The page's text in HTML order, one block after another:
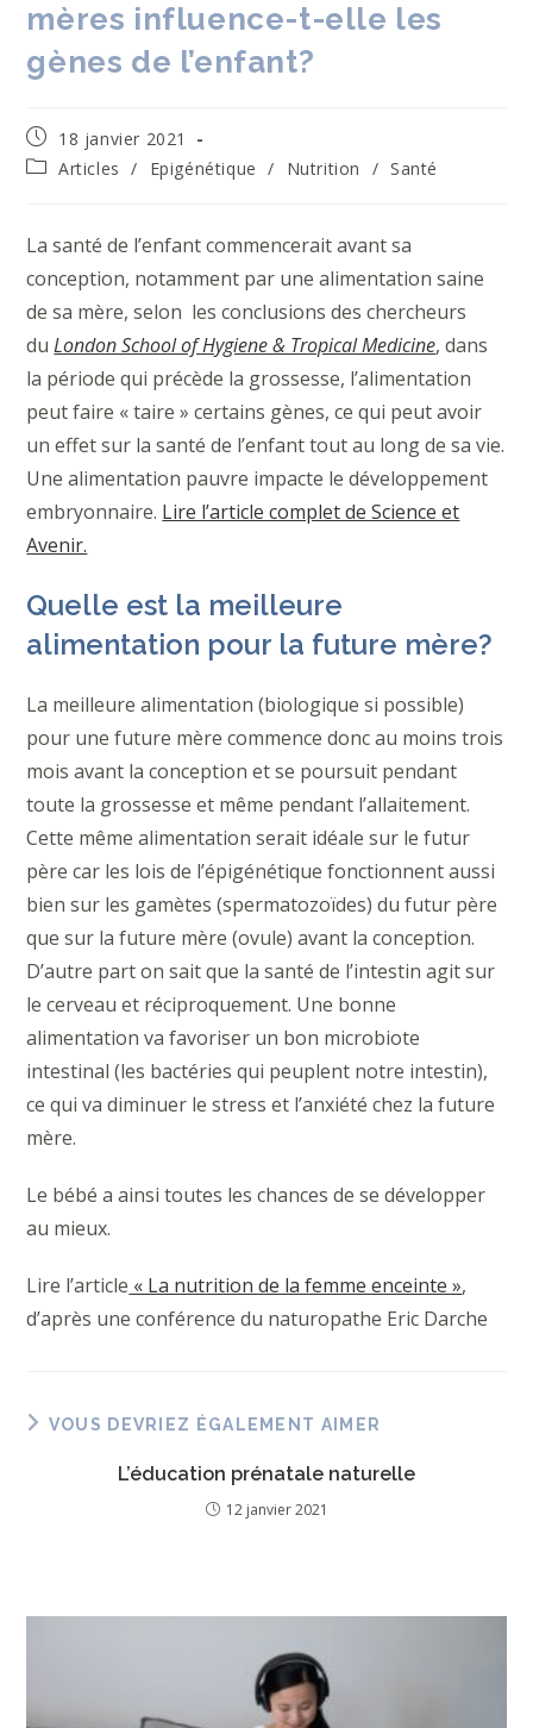
mères influence-t-elle les
gènes de l’enfant?
Publication
publiée :
18 janvier 2021
PostArticles / Epigénétique / Nutrition / Santé
La santé de l’enfant commencerait avant sa
conception, notamment par une alimentation saine
de sa mère, selon les conclusions des chercheurs
duLondon School of Hygiene & Tropical Medicine, dans
la période qui précède la grossesse, l’alimentation
peut faire « taire » certains gènes, ce qui peut avoir
un effet sur la santé de l’enfant tout au long de sa vie.
Une alimentation pauvre impacte le développement
embryonnaire. Lire l’article complet de Science et
Avenir.
Quelle est la meilleure
alimentation pour la future mère?
La meilleure alimentation (biologique si possible)
pour une future mère commence donc au moins trois
mois avant la conception et se poursuit pendant
toute la grossesse et même pendant l’allaitement.
Cette même alimentation serait idéale sur le futur
père car les lois de l’épigénétique fonctionnent aussi
bien sur les gamètes (spermatozoïdes) du futur père
que sur la future mère (ovule) avant la conception.
D’autre part on sait que la santé de l’intestin agit sur
le cerveau et réciproquement. Une bonne
alimentation va favoriser un bon microbiote
intestinal (les bactéries qui peuplent notre intestin),
ce qui va diminuer le stress et l’anxiété chez la future
mère.
Le bébé a ainsi toutes les chances de se développer
au mieux.
Lire l’article « La nutrition de la femme enceinte »,
d’après une conférence du naturopathe Eric Darche
VOUS DEVRIEZ ÉGALEMENT AIMER
L’éducation prénatale naturelle
12 janvier 2021